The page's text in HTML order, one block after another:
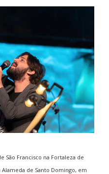
São Francisco na Fortaleza de
de Santo Domingo, em